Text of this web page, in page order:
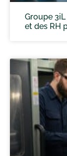
Groupe
et des RH